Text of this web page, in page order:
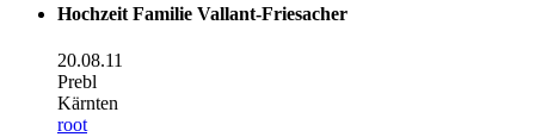
Hochzeit Familie Vallant-Friesacher
20.08.11
Prebl
Kärnten
root